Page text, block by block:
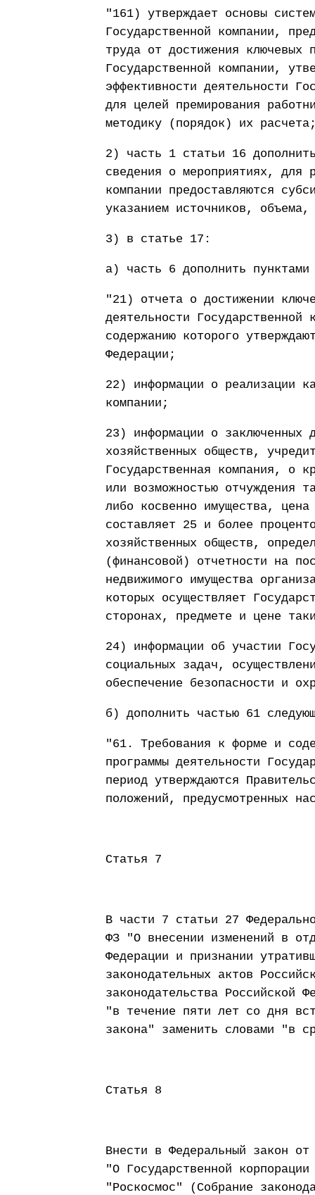
"161) утверждает основы
Государственной компании,
труда от достижения ключевых
Государственной компании,
эффективности деятельности
для целей премирования
методику (порядок) их
2) часть 1 статьи 16
сведения о мероприятиях, для
компании предоставляются
указанием источников,
3) в статье 17:
а) часть 6 дополнить
"21) отчета о достижении
деятельности
содержанию которого
Федерации;
22) информации о реализации
компании;
23) информации о заключенных
хозяйственных обществ,
Государственная компания, о
или возможностью отчуждения
либо косвенно имущества,
составляет 25 и более
хозяйственных обществ,
(финансовой) отчетности на
недвижимого имущества
которых осуществляет
сторонах, предмете и цене
24) информации об участии
социальных задач,
обеспечение безопасности и
б) дополнить частью 61
"61. Требования к форме и
программы деятельности
период утверждаются
положений, предусмотренных
Статья 7
В части 7 статьи 27
ФЗ "О внесении изменений в
Федерации и признании
законодательных актов
законодательства
"в течение пяти лет со дня
закона" заменить словами "в
Статья 8
Внести в Федеральный закон
"О Государственной
"Роскосмос" (Собрание